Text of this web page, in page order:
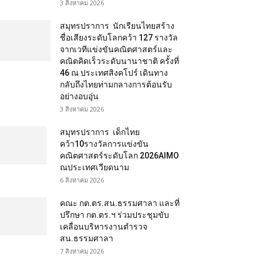
3 สิงหาคม 2026
สมุทรปราการ นักเรียนไทยสร้าง
ชื่อเสียงระดับโลกคว้า 127 รางวัล
จากเวทีแข่งขันคณิตศาสตร์และ
คณิตคิดเร็วระดับนานาชาติ ครั้งที่
46 ณ ประเทศสิงคโปร์ เดินทาง
กลับถึงไทยท่ามกลางการต้อนรับ
อย่างอบอุ่น
3 สิงหาคม 2026
สมุทรปราการ เด็กไทย
คว้า10รางวัลการแข่งขัน
คณิตศาสตร์ระดับโลก 2026AIMO
ณประเทศเวียดนาม
6 สิงหาคม 2026
คณะ กต.ตร.สน.ธรรมศาลา และที่
ปรึกษา กต.ตร.ฯ ร่วมประชุมขับ
เคลื่อนบริหารงานตำรวจ
สน.ธรรมศาลา
7 สิงหาคม 2026